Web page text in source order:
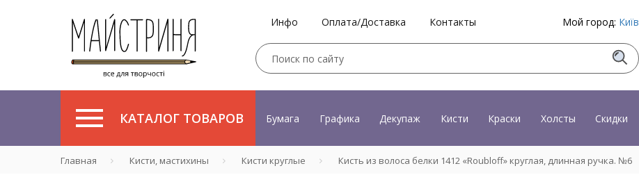
Инфо Оплата/Доставка Контакты Мой город: Київ
КАТАЛОГ ТОВАРОВ Бумага Графика Декупаж Кисти Краски Холсты Скидки
Главная Кисти, мастихины Кисти круглые Кисть из волоса белки 1412 «Roubloff» круглая, длинная ручка. №6